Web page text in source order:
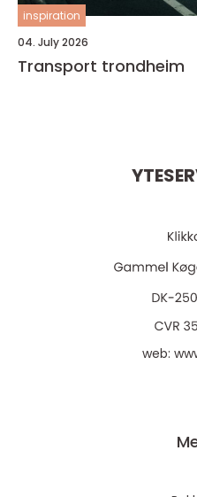
inspiration
04. July 2026
Transport trondheim
web: